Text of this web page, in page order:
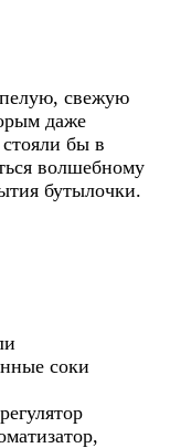
свежую
даже
бы в
волшебному
бутылочки.
соки